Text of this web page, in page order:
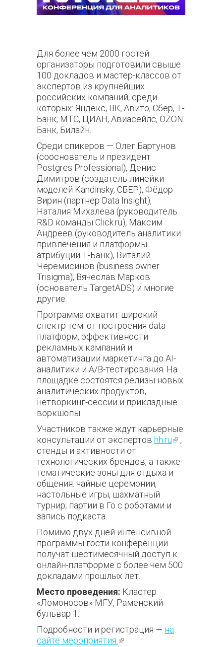
Для более чем 2000 гостей
организаторы подготовили свыше
100 докладов и мастер-классов от
экспертов из крупнейших
российских компаний, среди
которых: Яндекс, ВК, Авито, Сбер, Т-
Банк, МТС, ЦИАН, Авиасейлс, OZON
Банк, Билайн.
Среди спикеров — Олег Бартунов
(сооснователь и президент
Postgres Professional), Денис
Димитров (создатель линейки
моделей Kandinsky, СБЕР), Фёдор
Вирин (партнер Data Insight),
Наталия Михалева (руководитель
R&D команды Сlick.ru), Максим
Андреев (руководитель аналитики
привлечения и платформы
атрибуции Т-Банк), Виталий
Черемисинов (business owner
Trisigma), Вячеслав Марков
(основатель TargetADS) и многие
другие.
Программа охватит широкий
спектр тем: от построения data-
платформ, эффективности
рекламных кампаний и
автоматизации маркетинга до AI-
аналитики и A/B-тестирования. На
площадке состоятся релизы новых
аналитических продуктов,
нетворкинг-сессии и прикладные
воркшопы.
Участников также ждут карьерные
консультации от экспертов hh.ru(внешняя
,
стенды и активности от
технологических брендов, а также
тематические зоны для отдыха и
общения: чайные церемонии,
настольные игры, шахматный
турнир, партии в Го с роботами и
запись подкаста.
Помимо двух дней интенсивной
программы гости конференции
получат шестимесячный доступ к
онлайн-платформе с более чем 500
докладами прошлых лет.
Место проведения: Кластер
«Ломоносов» МГУ, Раменский
бульвар 1.
Подробности и регистрация — на
сайте мероприятия. (внешняя